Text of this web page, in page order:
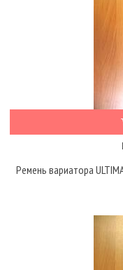
Ремень вариатора